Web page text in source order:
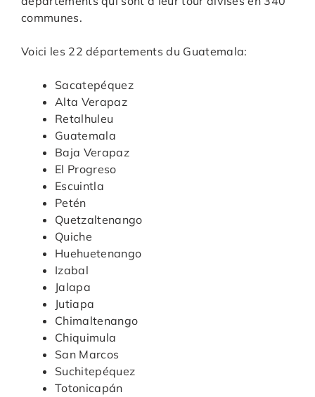
communes.
Voici les 22 départements du Guatemala:
Sacatepéquez
Alta Verapaz
Retalhuleu
Guatemala
Baja Verapaz
El Progreso
Escuintla
Petén
Quetzaltenango
Quiche
Huehuetenango
Izabal
Jalapa
Jutiapa
Chimaltenango
Chiquimula
San Marcos
Suchitepéquez
Totonicapán